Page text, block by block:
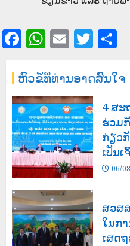
Facebook
WhatsApp
Email
ຫົວຂໍ້ທີ່ທ່ານອາດສົນໃຈ
4 ສະ
ຮ່ວມ
ກ່ຽວ
ເປັນເ
06/
ສວສ
ໃນກ
ເສດ